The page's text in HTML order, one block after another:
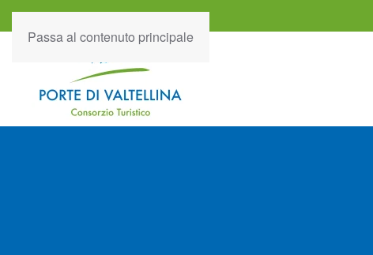
Passa al contenuto principale